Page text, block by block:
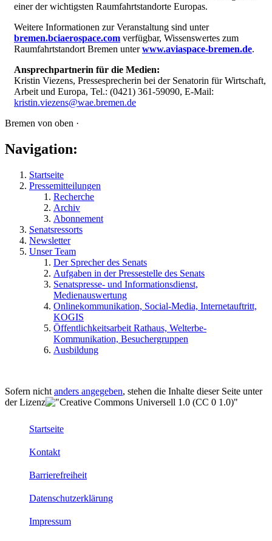
einer der wichtigsten Raumfahrtstandorte Europas.
Weitere Informationen zur Veranstaltung sind unter
bremen.bciaerospace.com verfügbar, Wissenswertes zum
Raumfahrtstandort Bremen unterwww.aviaspace-bremen.de.
Ansprechpartnerin für die Medien:
Kristin Viezens, Pressesprecherin bei der Senatorin für Wirtschaft,
Arbeit und Europa, Tel.: (0421) 361-59090, E-Mail:
kristin.viezens@wae.bremen.de
Bremen von oben ·
Navigation:
Startseite
Pressemitteilungen
Recherche
Archiv
Abonnement
Senatsressorts
Newsletter
Unser Team
Der Sprecher des Senats
Aufgaben in der Pressestelle des Senats
Senatspresse- und Informationsdienst,
Medienauswertung
Onlinekommunikation, Social-Media, Internetauftritt,
KOGIS
Öffentlichkeitsarbeit Rathaus, Welterbe-
Kommunikation, Besuchergruppen
Ausbildung
Sofern nicht anders angegeben, stehen die Inhalte dieser Seite unter
der Lizenz
Startseite
Kontakt
Barrierefreiheit
Datenschutzerklärung
Impressum